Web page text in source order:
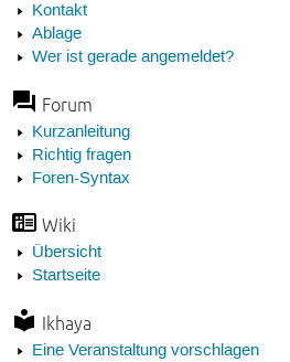
Kontakt
Ablage
Wer ist gerade angemeldet?
Forum
Kurzanleitung
Richtig fragen
Foren-Syntax
Wiki
Übersicht
Startseite
Ikhaya
Eine Veranstaltung vorschlagen